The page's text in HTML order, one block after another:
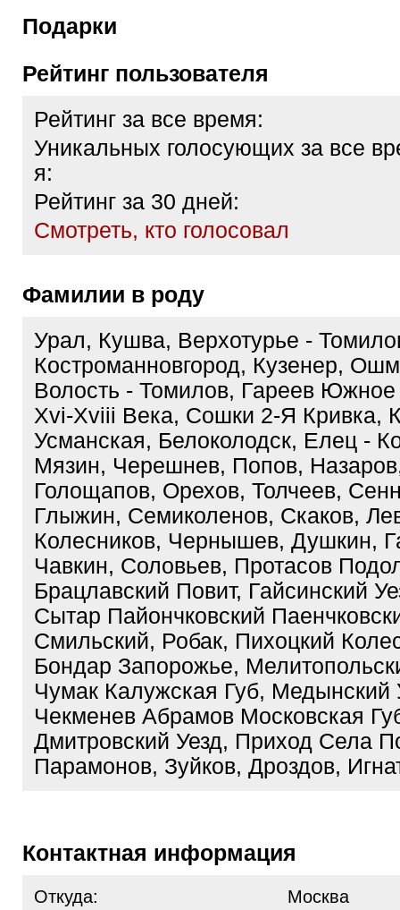
Подарки
Рейтинг пользователя
Рейтинг за все время:
Уникальных голосующих за все
я:
Рейтинг за 30 дней:
Cмотреть, кто голосовал
Фамилии в роду
Урал, Кушва, Верхотурье -
Костроманновгород, Кузенер,
Волость - Томилов, Гареев
Xvi-Xviii Века, Сошки 2-Я Кривка,
Усманская, Белоколодск, Елец -
Мязин, Черешнев, Попов,
Голощапов, Орехов, Толчеев,
Глыжин, Семиколенов, Скаков,
Колесников, Чернышев, Душкин,
Чавкин, Соловьев, Протасов
Брацлавский Повит, Гайсинский
Сытар Пайончковский
Смильский, Робак, Пихоцкий
Бондар Запорожье,
Чумак Калужская Губ, Медынский
Чекменев Абрамов Московская
Дмитровский Уезд, Приход Села
Парамонов, Зуйков, Дроздов,
Контактная информация
Откуда:
Москва